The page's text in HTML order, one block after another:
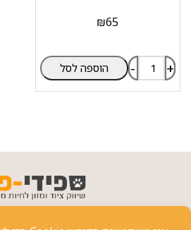
₪65
- + הוספה לסל